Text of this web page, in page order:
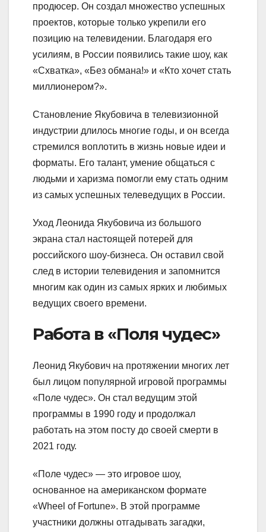
продюсер. Он создал множество успешных
проектов, которые только укрепили его
позицию на телевидении. Благодаря его
усилиям, в России появились такие шоу, как
«Схватка», «Без обмана!» и «Кто хочет стать
миллионером?».
Становление Якубовича в телевизионной
индустрии длилось многие годы, и он всегда
стремился воплотить в жизнь новые идеи и
форматы. Его талант, умение общаться с
людьми и харизма помогли ему стать одним
из самых успешных телеведущих в России.
Уход Леонида Якубовича из большого
экрана стал настоящей потерей для
российского шоу-бизнеса. Он оставил свой
след в истории телевидения и запомнится
многим как один из самых ярких и любимых
ведущих своего времени.
Работа в «Поля чудес»
Леонид Якубович на протяжении многих лет
был лицом популярной игровой программы
«Поле чудес». Он стал ведущим этой
программы в 1990 году и продолжал
работать на этом посту до своей смерти в
2021 году.
«Поле чудес» — это игровое шоу,
основанное на американском формате
«Wheel of Fortune». В этой программе
участники должны отгадывать загадки,